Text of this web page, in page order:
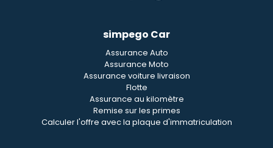
simpego Car
Assurance Auto
Assurance Moto
Assurance voiture livraison
Flotte
Assurance au kilomètre
Remise sur les primes
Calculer l'offre avec la plaque d'immatriculation